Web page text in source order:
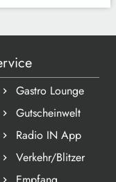
Gastro Lounge
Gutscheinwelt
Radio IN App
Verkehr/Blitzer